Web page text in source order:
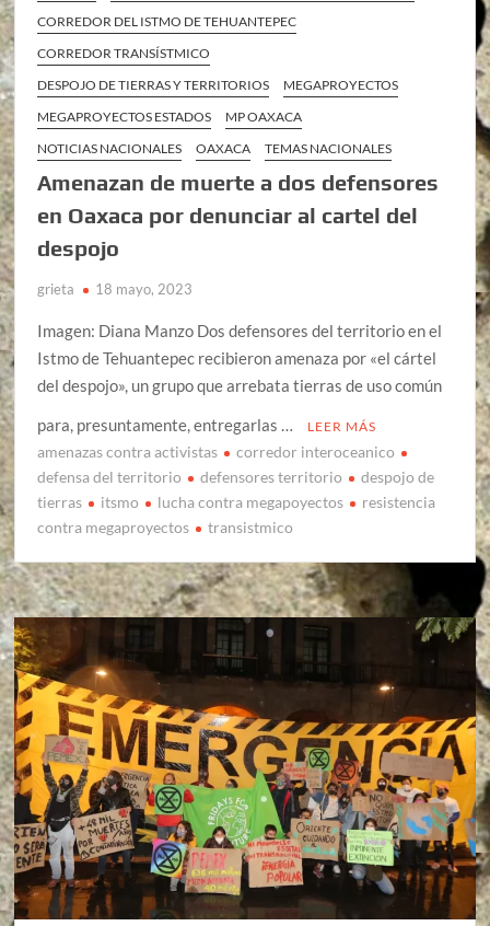
CORREDOR DEL ISTMO DE TEHUANTEPEC
CORREDOR TRANSÍSTMICO
DESPOJO DE TIERRAS Y TERRITORIOS
MEGAPROYECTOS
MEGAPROYECTOS ESTADOS
MP OAXACA
NOTICIAS NACIONALES
OAXACA TEMAS NACIONALES
Amenazan de muerte a dos defensores
en Oaxaca por denunciar al cartel del
despojo
grieta 18 mayo, 2023
Imagen: Diana Manzo Dos defensores del territorio en el
Istmo de Tehuantepec recibieron amenaza por «el cártel
del despojo», un grupo que arrebata tierras de uso común
para, presuntamente, entregarlas …
LEER MÁS
amenazas contra activistas
corredor interoceanico
defensa del territorio
defensores territorio
despojo de
tierras
itsmo lucha contra megapoyectos
resistencia
contra megaproyectos
transistmico